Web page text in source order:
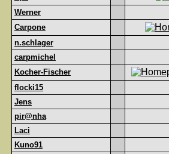
Werner
Carpone
n.schlager
carpmichel
Kocher-Fischer
flocki15
Jens
pir@nha
Laci
Kuno91